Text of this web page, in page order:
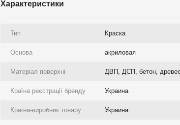
Характеристики
Тип Краска
Основа акриловая
Матеріал поверхні ДВП, ДСП, бетон,
Країна реєстрації бренду Украина
Країна-виробник товару Украина